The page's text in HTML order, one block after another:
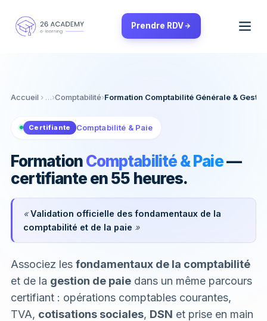
Prendre RDV
Accueil ›Comptabilité›Formation Comptabilité Générale &
Certifiante Comptabilité & Paie
FormationComptabilité & Paie—
certifiante en 55 heures.
«Validation officielle des fondamentaux de la
comptabilité et de la paie »
Associez les fondamentaux de la comptabilité
et de la gestion de paie dans un même parcours
certifiant : opérations comptables courantes,
TVA, cotisations sociales, DSN et prise en main